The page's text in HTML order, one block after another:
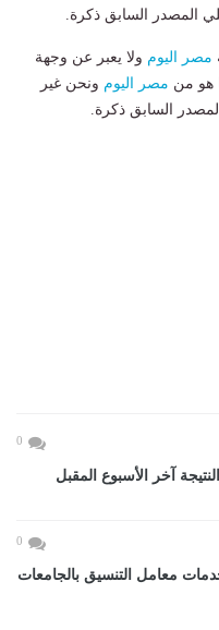
المصدر السابق ذكرة.
مصر اليوم ولا يعبر عن وجهة
هو من مصر اليوم ونحن غير
السابق ذكرة.
0
آخر الأسبوع المقبل
0
المرحلة الأولى 2026.. خدمات معامل التنسيق بالجامعات